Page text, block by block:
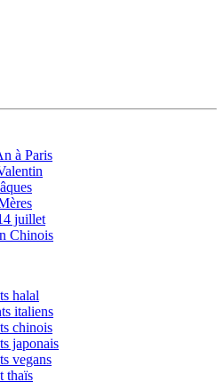
à Paris
juillet
Chinois
halal
italiens
chinois
japonais
vegans
thaïs